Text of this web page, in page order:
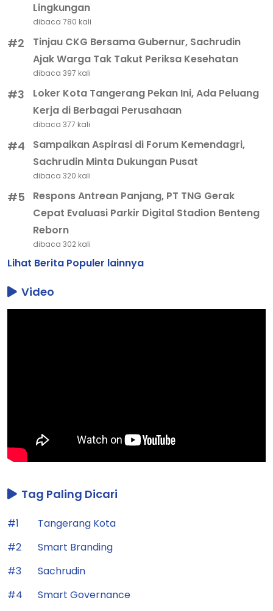
Lingkungan
dibaca 780 kali
#2
Tinjau CKG Bersama Gubernur, Sachrudin
Ajak Warga Tak Takut Periksa Kesehatan
dibaca 397 kali
#3
Loker Kota Tangerang Pekan Ini, Ada Peluang
Kerja di Berbagai Perusahaan
dibaca 377 kali
#4
Sampaikan Aspirasi di Forum Kemendagri,
Sachrudin Minta Dukungan Pusat
dibaca 320 kali
#5
Respons Antrean Panjang, PT TNG Gerak
Cepat Evaluasi Parkir Digital Stadion Benteng
Reborn
dibaca 302 kali
Lihat Berita Populer lainnya
Video
Tag Paling Dicari
#1
Tangerang Kota
#2
Smart Branding
#3
Sachrudin
#4
Smart Governance